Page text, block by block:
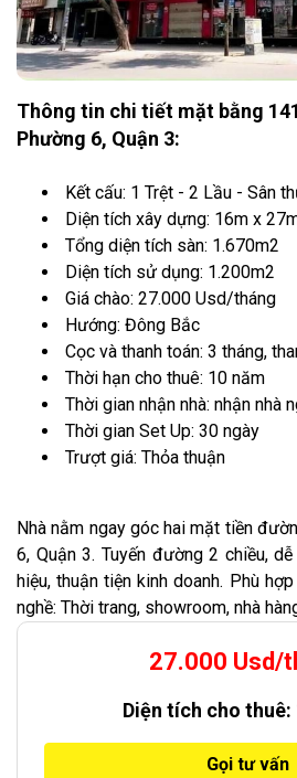
Thông tin chi tiết mặt bằng
Phường 6, Quận 3:
Kết cấu: 1 Trệt - 2 Lầu - Sân
Diện tích xây dựng: 16m x
Tổng diện tích sàn: 1.670m2
Diện tích sử dụng: 1.200m2
Giá chào: 27.000 Usd/tháng
Hướng: Đông Bắc
Cọc và thanh toán: 3 tháng,
Thời hạn cho thuê: 10 năm
Thời gian nhận nhà: nhận nhà
Thời gian Set Up: 30 ngày
Trượt giá: Thỏa thuận
Nhà nằm ngay góc hai mặt tiền
6, Quận 3. Tuyến đường 2 chiều,
hiệu, thuận tiện kinh doanh. Phù
nghề: Thời trang, showroom, nhà
27.000 Usd/
Diện tích cho thuê:
Gọi tư vấn